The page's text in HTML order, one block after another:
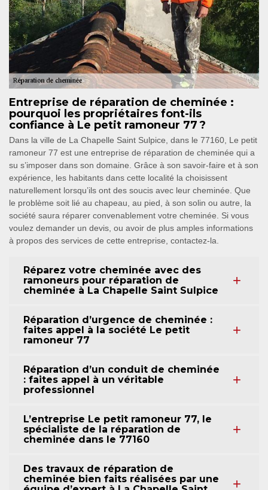
Entreprise de réparation de cheminée :
pourquoi les propriétaires font-ils
confiance à Le petit ramoneur 77 ?
Dans la ville de La Chapelle Saint Sulpice, dans le 77160, Le petit
ramoneur 77 est une entreprise de réparation de cheminée qui a
su s’imposer dans son domaine. Grâce à son savoir-faire et à son
expérience, les habitants dans cette localité la choisissent
naturellement lorsqu’ils ont des soucis avec leur cheminée. Que
le problème soit lié au chapeau, au pied, à son solin ou autre, la
société saura réparer convenablement votre cheminée. Si vous
voulez demander un devis, ou avoir de plus amples informations
à propos des services de cette entreprise, contactez-la.
Réparez votre cheminée avec des
ramoneurs pour réparation de
cheminée à La Chapelle Saint Sulpice
Réparation d’urgence de cheminée :
faites appel à la société Le petit
ramoneur 77
Réparation d’un conduit de cheminée
: faites appel à un véritable
professionnel
L’entreprise Le petit ramoneur 77, le
spécialiste de la réparation de
cheminée dans le 77160
Des travaux de réparation de
cheminée bien faits réalisées par une